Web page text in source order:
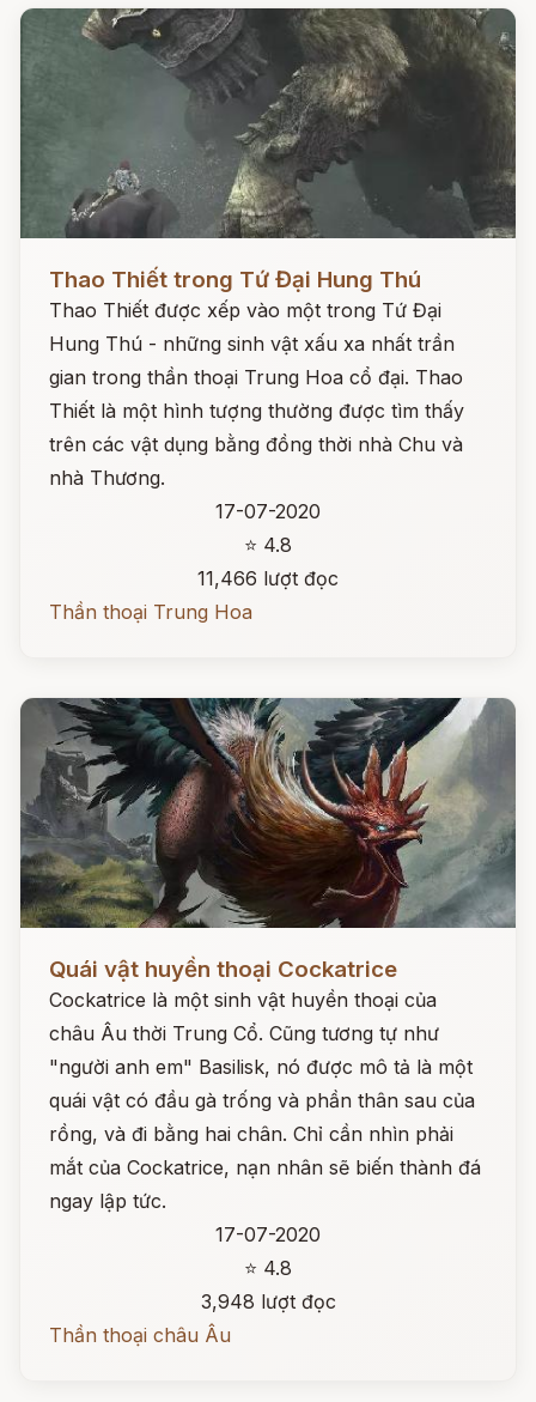
Thao Thiết trong Tứ Đại Hung Thú
Thao Thiết được xếp vào một trong Tứ Đại
Hung Thú - những sinh vật xấu xa nhất trần
gian trong thần thoại Trung Hoa cổ đại. Thao
Thiết là một hình tượng thường được tìm thấy
trên các vật dụng bằng đồng thời nhà Chu và
nhà Thương.
17-07-2020
⭐ 4.8
11,466 lượt đọc
Thần thoại Trung Hoa
Quái vật huyền thoại Cockatrice
Cockatrice là một sinh vật huyền thoại của
châu Âu thời Trung Cổ. Cũng tương tự như
"người anh em" Basilisk, nó được mô tả là một
quái vật có đầu gà trống và phần thân sau của
rồng, và đi bằng hai chân. Chỉ cần nhìn phải
mắt của Cockatrice, nạn nhân sẽ biến thành đá
ngay lập tức.
17-07-2020
⭐ 4.8
3,948 lượt đọc
Thần thoại châu Âu